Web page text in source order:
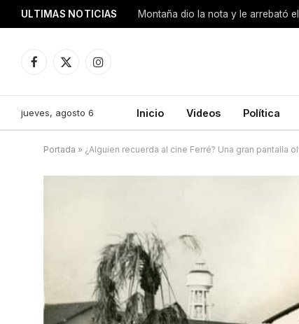
ULTIMAS NOTICIAS Montaña dio la nota y le arrebató
Facebook
X
Instagram
jueves, agosto 6 Inicio Videos Política
Portada » ¿Alguien recuerda al cine Ferré? Una gran pantalla